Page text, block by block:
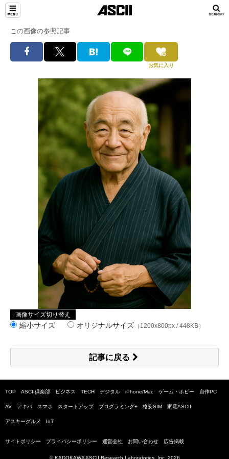
この画像の参照記事
お気に入り
画像サイズ切り替え
縮小サイズ オリジナルサイズ （1200x800px / 448KB）
記事に戻る
TOP ASCII倶楽部 ビジネス TECH デジタル iPhone/Mac ゲーム・ホビー 自作PC
AV アキバ スマホ スタートアップ プログラミング+ 格安SIM 家電ASCII
アスキーグルメ IoT
サイトポリシー プライバシーポリシー 運営会社 お問い合わせ 広告掲載
© KADOKAWA ASCII Research Laboratories, Inc. 2026